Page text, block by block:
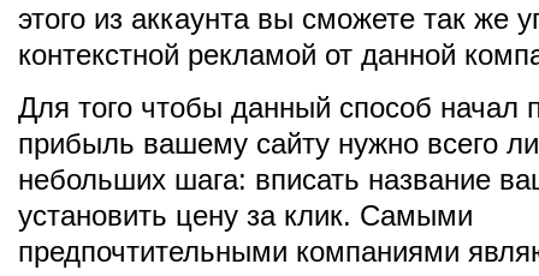
этого из аккаунта вы сможете так же
контекстной рекламой от данной
Для того чтобы данный способ начал
прибыль вашему сайту нужно всего
небольших шага: вписать название
установить цену за клик. Самыми
предпочтительными компаниями